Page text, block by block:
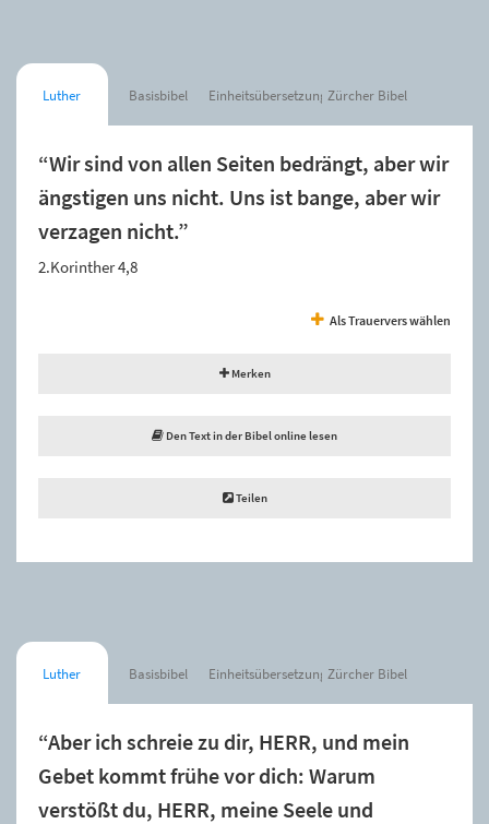
Luther Basisbibel Einheitsübersetzung Zürcher Bibel
“Wir sind von allen Seiten bedrängt, aber wir
ängstigen uns nicht. Uns ist bange, aber wir
verzagen nicht.”
2.Korinther 4,8
Als Trauervers wählen
Merken
Den Text in der Bibel online lesen
Teilen
Luther Basisbibel Einheitsübersetzung Zürcher Bibel
“Aber ich schreie zu dir, HERR, und mein
Gebet kommt frühe vor dich: Warum
verstößt du, HERR, meine Seele und